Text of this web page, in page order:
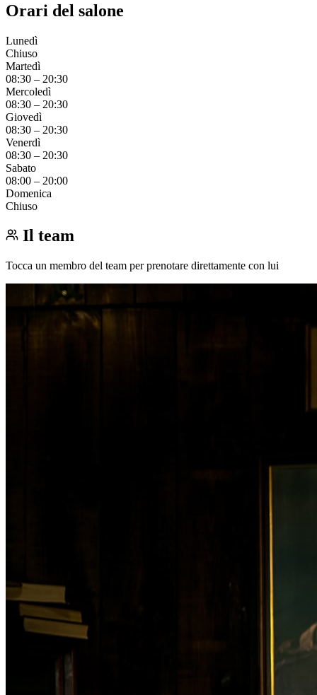
Orari del salone
Lunedì
Chiuso
Martedì
08:30 – 20:30
Mercoledì
08:30 – 20:30
Giovedì
08:30 – 20:30
Venerdì
08:30 – 20:30
Sabato
08:00 – 20:00
Domenica
Chiuso
Il team
Tocca un membro del team per prenotare direttamente con lui